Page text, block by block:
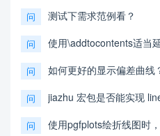
问 测试下需求范例看？
问 使用\addtocontents适当
问 如何更好的显示偏差曲线
问 jiazhu 宏包是否能实现
问 使用pgfplots绘折线图时